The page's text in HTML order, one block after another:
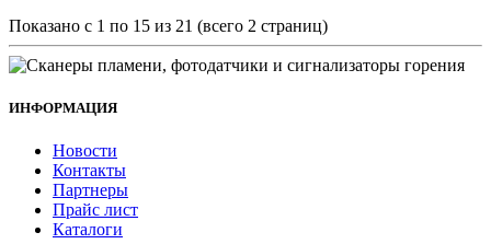
Показано с 1 по 15 из 21 (всего 2 страниц)
ИНФОРМАЦИЯ
Новости
Контакты
Партнеры
Прайс лист
Каталоги